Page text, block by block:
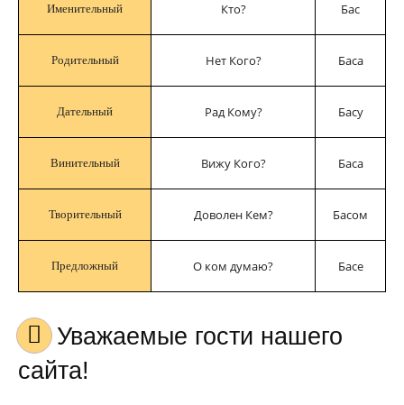
Именительный Кто? Бас
Родительный Нет Кого? Баса
Дательный Рад Кому? Басу
Винительный Вижу Кого? Баса
Творительный Доволен Кем? Басом
Предложный О ком думаю? Басе
Уважаемые гости нашего
сайта!